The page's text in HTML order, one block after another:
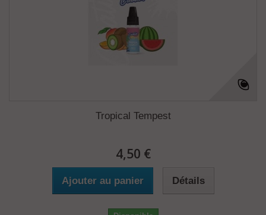
Tropical Tempest
4,50 €
Ajouter au panier Détails